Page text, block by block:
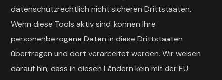
datenschutzrechtlich nicht sicheren Drittstaaten.
Wenn diese Tools aktiv sind, können Ihre
personenbezogene Daten in diese Drittstaaten
übertragen und dort verarbeitet werden. Wir weisen
darauf hin, dass in diesen Ländern kein mit der EU